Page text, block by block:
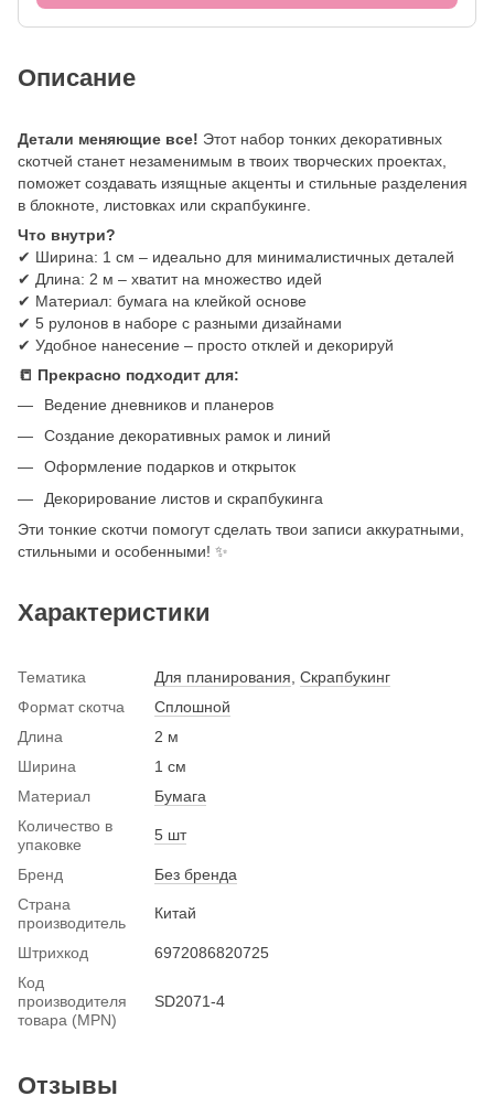
Описание
Детали меняющие все! Этот набор тонких декоративных
скотчей станет незаменимым в твоих творческих проектах,
поможет создавать изящные акценты и стильные разделения
в блокноте, листовках или скрапбукинге.
Что внутри?
✔ Ширина: 1 см – идеально для минималистичных деталей
✔ Длина: 2 м – хватит на множество идей
✔ Материал: бумага на клейкой основе
✔ 5 рулонов в наборе с разными дизайнами
✔ Удобное нанесение – просто отклей и декорируй
📒 Прекрасно подходит для:
Ведение дневников и планеров
Создание декоративных рамок и линий
Оформление подарков и открыток
Декорирование листов и скрапбукинга
Эти тонкие скотчи помогут сделать твои записи аккуратными,
стильными и особенными! ✨
Характеристики
Тематика Для планирования Скрапбукинг
Формат скотча
Сплошной
Длина
2 м
Ширина
1 см
Материал
Бумага
Количество в
упаковке
5 шт
Бренд
Без бренда
Страна
производитель
Китай
Штрихкод
6972086820725
Код
производителя
товара (MPN)
SD2071-4
Отзывы